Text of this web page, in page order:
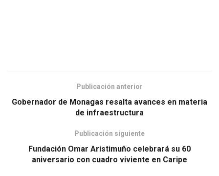
Publicación anterior
Gobernador de Monagas resalta avances en materia
de infraestructura
Publicación siguiente
Fundación Omar Aristimuño celebrará su 60
aniversario con cuadro viviente en Caripe